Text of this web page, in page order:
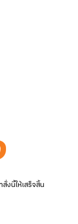
งนี้ให้เสร็จสิ้น